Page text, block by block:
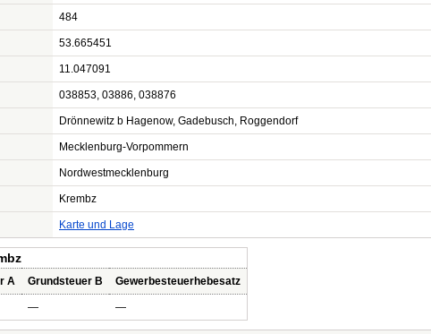
484
53.665451
11.047091
038853, 03886, 038876
Drönnewitz b Hagenow, Gadebusch, Roggendorf
Mecklenburg-Vorpommern
Nordwestmecklenburg
Krembz
Karte und Lage
A Grundsteuer B Gewerbesteuerhebesatz
— —